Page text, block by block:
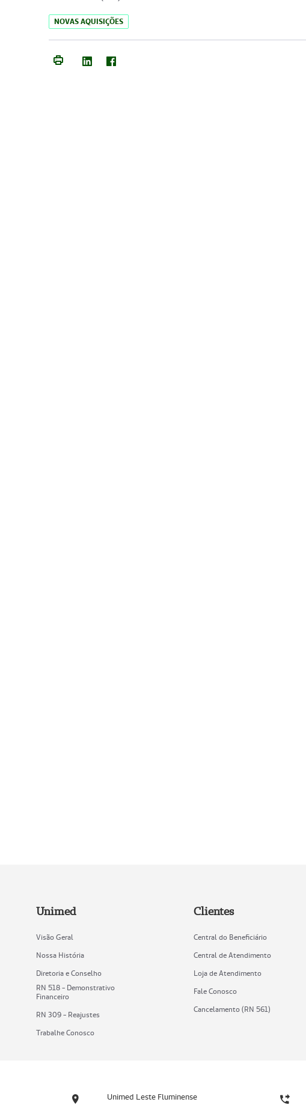
NOVAS AQUISIÇÕES
Unimed
Visão Geral
Nossa História
Diretoria e Conselho
RN 518 - Demonstrativo
Financeiro
RN 309 - Reajustes
Trabalhe Conosco
Clientes
Central do Beneficiário
Central de Atendimento
Loja de Atendimento
Fale Conosco
Cancelamento (RN 561)
Unimed Leste Fluminense